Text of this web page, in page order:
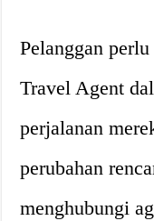
Pelanggan
Travel Agent
perjalanan
perubahan
menghubungi